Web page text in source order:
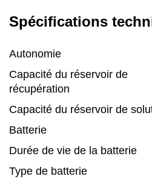
Spécifications
Autonomie
Capacité du réservoir de
récupération
Capacité du réservoir de
Batterie
Durée de vie de la batterie
Type de batterie